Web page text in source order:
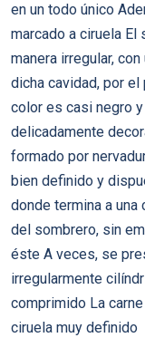
en un todo único
marcado a ciruela
manera irregular,
dicha cavidad, por
color es casi negro
delicadamente
formado por
bien definido y
donde termina a
del sombrero, sin
éste A veces, se
irregularmente
comprimido La
ciruela muy definido